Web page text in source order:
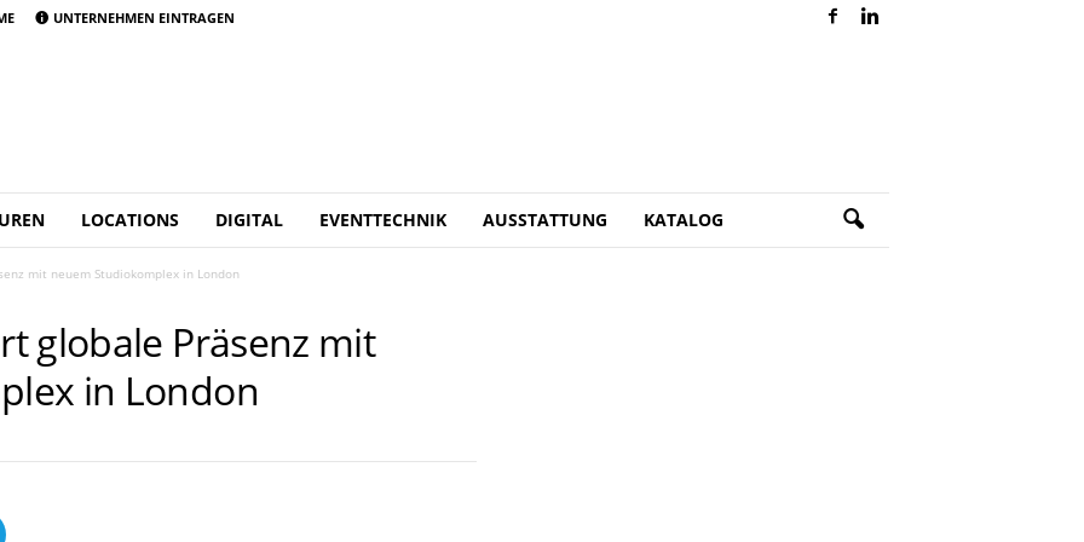
UNTERNEHMEN EINTRAGEN
LOCATIONS DIGITAL EVENTTECHNIK AUSSTATTUNG KATALOG
mit neuem Studiokomplex in London
globale Präsenz mit
in London